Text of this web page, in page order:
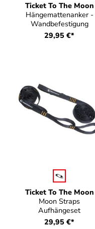
Ticket To The Moon
Hängemattenanker -
Wandbefestigung
29,95 €*
Ticket To The Moon
Moon Straps
Aufhängeset
auswählen
29,95 €*